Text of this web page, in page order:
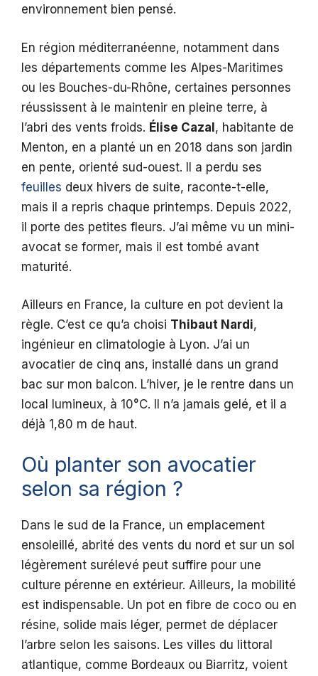
environnement bien pensé.
En région méditerranéenne, notamment dans
les départements comme les Alpes-Maritimes
ou les Bouches-du-Rhône, certaines personnes
réussissent à le maintenir en pleine terre, à
l’abri des vents froids. Élise Cazal, habitante de
Menton, en a planté un en 2018 dans son jardin
en pente, orienté sud-ouest. Il a perdu ses
feuilles deux hivers de suite, raconte-t-elle,
mais il a repris chaque printemps. Depuis 2022,
il porte des petites fleurs. J’ai même vu un mini-
avocat se former, mais il est tombé avant
maturité.
Ailleurs en France, la culture en pot devient la
règle. C’est ce qu’a choisi Thibaut Nardi,
ingénieur en climatologie à Lyon. J’ai un
avocatier de cinq ans, installé dans un grand
bac sur mon balcon. L’hiver, je le rentre dans un
local lumineux, à 10°C. Il n’a jamais gelé, et il a
déjà 1,80 m de haut.
Où planter son avocatier
selon sa région ?
Dans le sud de la France, un emplacement
ensoleillé, abrité des vents du nord et sur un sol
légèrement surélevé peut suffire pour une
culture pérenne en extérieur. Ailleurs, la mobilité
est indispensable. Un pot en fibre de coco ou en
résine, solide mais léger, permet de déplacer
l’arbre selon les saisons. Les villes du littoral
atlantique, comme Bordeaux ou Biarritz, voient